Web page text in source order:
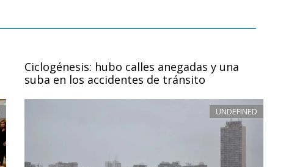
Ciclogénesis: hubo calles anegadas y una
suba en los accidentes de tránsito
UNDEFINED